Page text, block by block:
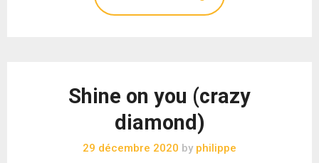
Shine on you (crazy
diamond)
29 décembre 2020 by philippe